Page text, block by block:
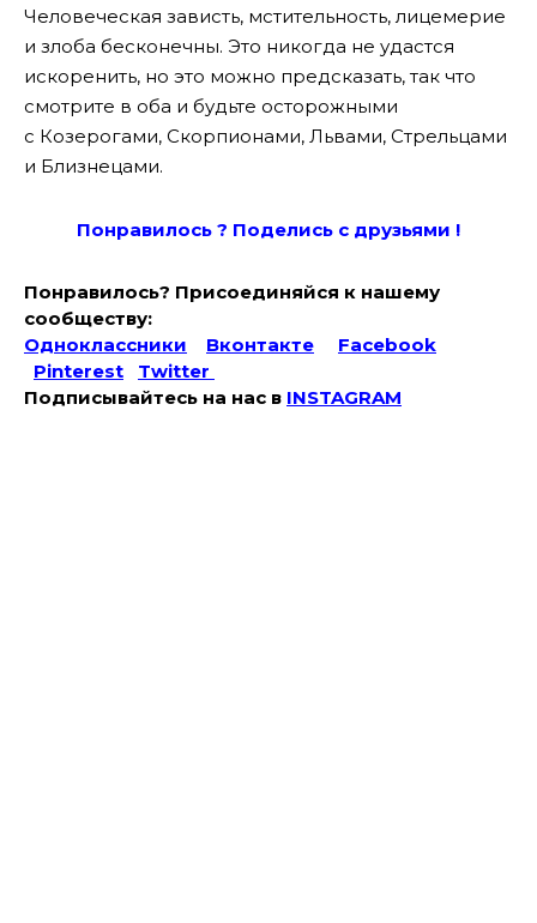
Человеческая зависть, мстительность, лицемерие
и злоба бесконечны. Это никогда не удастся
искоренить, но это можно предсказать, так что
смотрите в оба и будьте осторожными
с Козерогами, Скорпионами, Львами, Стрельцами
и Близнецами.
Понравилось ? Поделись с друзьями !
Понравилось? Присоединяйся к нашему
сообществу:
Одноклассники
Вконтакте
Facebook
Pinterest
Twitter
Подписывайтесь на наc в INSTAGRAM